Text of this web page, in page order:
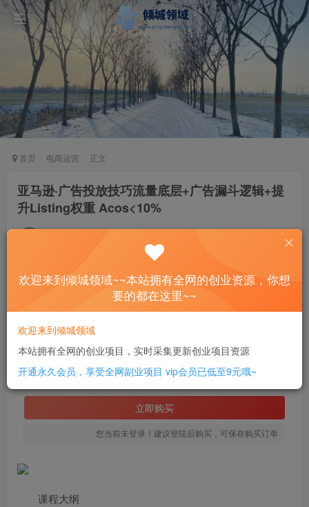
首页 电商运营 正文
亚马逊·广告投放技巧流量底层+广告漏斗逻辑+提
升Listing权重 Acos<10%
私信
此内容为付费资源，请付费后查看
￥ 2
SVIP全站会员免费
立即购买
您当前未登录！建议登陆后购买，可保存购买订单
付费资源
课程大纲
欢迎来到倾城领域~~本站拥有全网的创业资源，你想
要的都在这里~~
欢迎来到倾城领域
本站拥有全网的创业项目，实时采集更新创业项目资源
开通永久会员，享受全网副业项目 vip会员已低至9元哦~